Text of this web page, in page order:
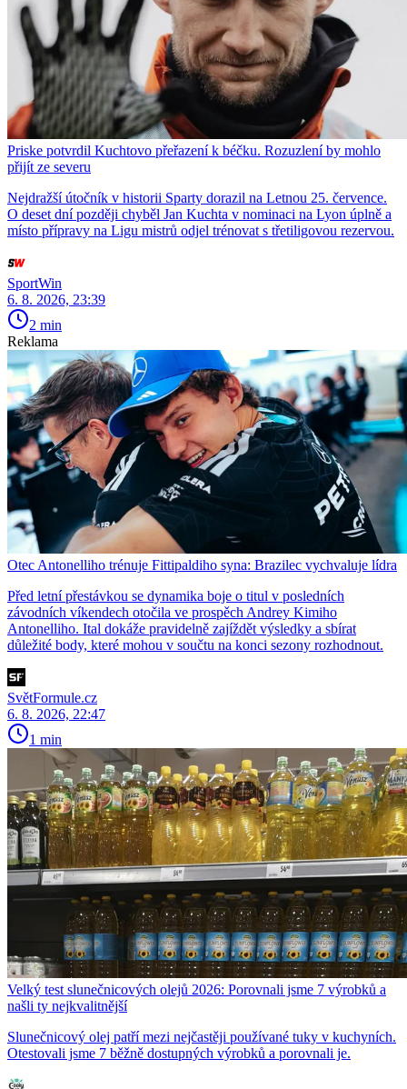
Priske potvrdil Kuchtovo přeřazení k béčku. Rozuzlení by mohlo
přijít ze severu
Nejdražší útočník v historii Sparty dorazil na Letnou 25. července.
O deset dní později chyběl Jan Kuchta v nominaci na Lyon úplně a
místo přípravy na Ligu mistrů odjel trénovat s třetiligovou rezervou.
SportWin
6. 8. 2026, 23:39
2 min
Reklama
Otec Antonelliho trénuje Fittipaldiho syna: Brazilec vychvaluje lídra
Před letní přestávkou se dynamika boje o titul v posledních
závodních víkendech otočila ve prospěch Andrey Kimiho
Antonelliho. Ital dokáže pravidelně zajíždět výsledky a sbírat
důležité body, které mohou v součtu na konci sezony rozhodnout.
SvětFormule.cz
6. 8. 2026, 22:47
1 min
Velký test slunečnicových olejů 2026: Porovnali jsme 7 výrobků a
našli ty nejkvalitnější
Slunečnicový olej patří mezi nejčastěji používané tuky v kuchyních.
Otestovali jsme 7 běžně dostupných výrobků a porovnali je.